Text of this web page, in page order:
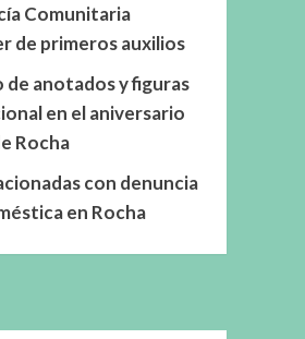
Comunitaria
de primeros auxilios
anotados y figuras
en el aniversario
Rocha
con denuncia
en Rocha